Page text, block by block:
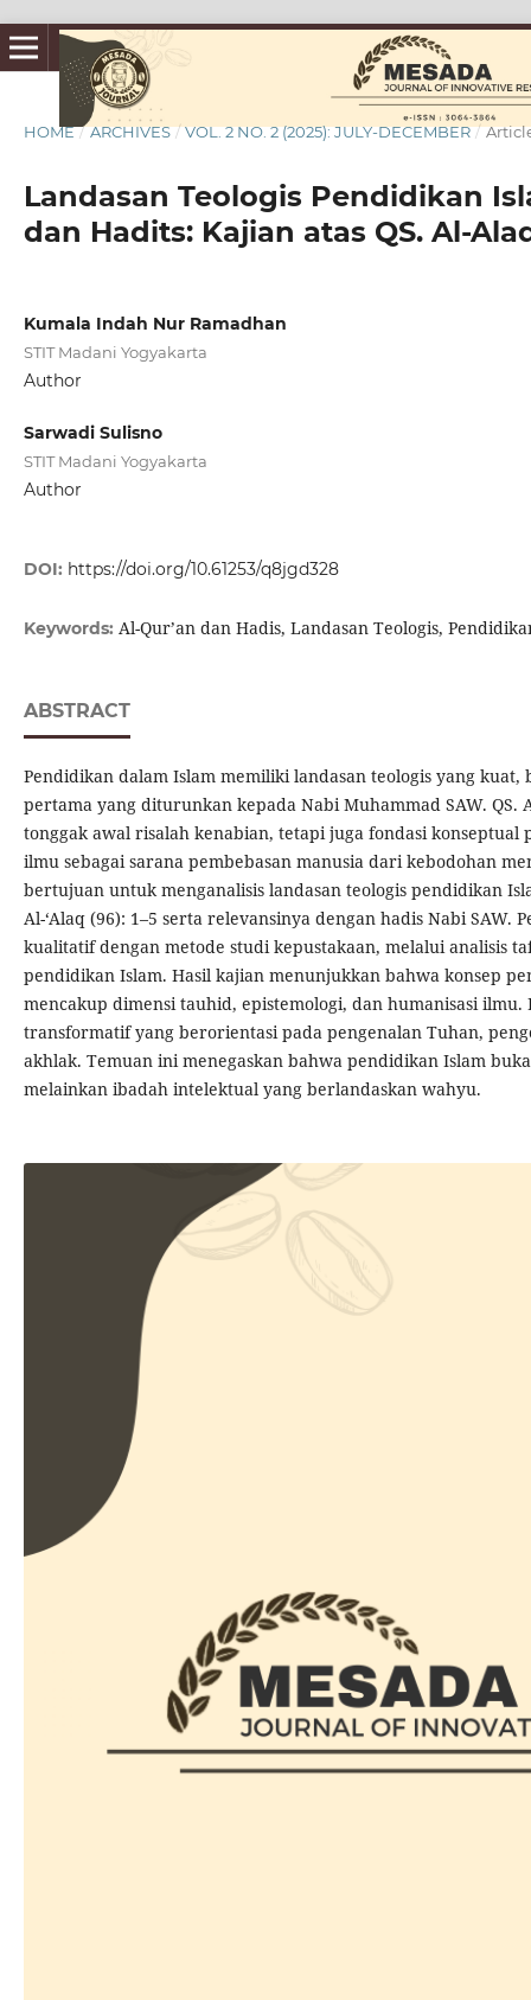
HOME / ARCHIVES / VOL. 2 NO. 2 (2025): JULY-DECEMBER /
Landasan Teologis Pendidikan
dan Hadits: Kajian atas QS. Al-
Kumala Indah Nur Ramadhan
STIT Madani Yogyakarta
Author
Sarwadi Sulisno
STIT Madani Yogyakarta
Author
DOI: https://doi.org/10.61253/q8jgd328
Keywords: Al-Qur’an dan Hadis, Landasan Teologis,
ABSTRACT
Pendidikan dalam Islam memiliki landasan teologis yang
pertama yang diturunkan kepada Nabi Muhammad SAW. QS.
tonggak awal risalah kenabian, tetapi juga fondasi
ilmu sebagai sarana pembebasan manusia dari kebodohan
bertujuan untuk menganalisis landasan teologis pendidikan
Al-‘Alaq (96): 1–5 serta relevansinya dengan hadis Nabi
kualitatif dengan metode studi kepustakaan, melalui analisis
pendidikan Islam. Hasil kajian menunjukkan bahwa konsep
mencakup dimensi tauhid, epistemologi, dan humanisasi ilmu.
transformatif yang berorientasi pada pengenalan Tuhan,
akhlak. Temuan ini menegaskan bahwa pendidikan Islam
melainkan ibadah intelektual yang berlandaskan wahyu.